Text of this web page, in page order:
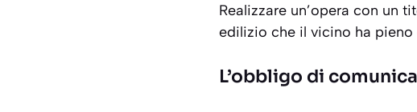
Realizzare un’opera con un
edilizio che il vicino ha
L’obbligo di